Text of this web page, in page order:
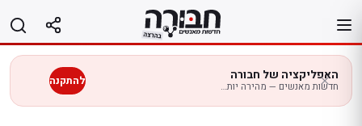
לתוכן
האפליקציה של חבורה
חדשות מאנשים — מהירה יותר בנייד להתקנה